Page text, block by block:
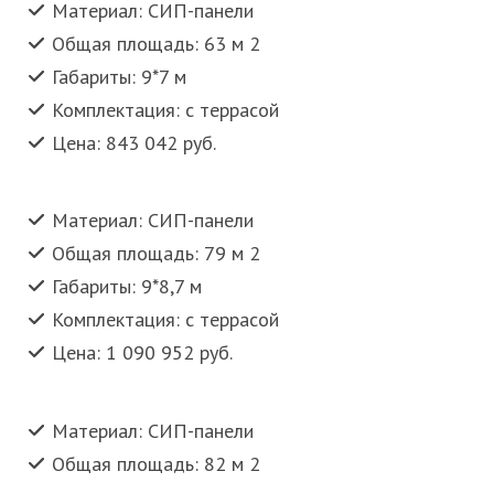
Материал: СИП-панели
Общая площадь: 63 м 2
Габариты: 9*7 м
Комплектация: с террасой
Цена: 843 042 руб.
Материал: СИП-панели
Общая площадь: 79 м 2
Габариты: 9*8,7 м
Комплектация: с террасой
Цена: 1 090 952 руб.
Материал: СИП-панели
Общая площадь: 82 м 2